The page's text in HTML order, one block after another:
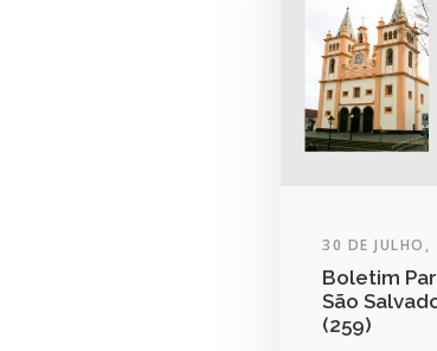
30 DE JULHO,
Boletim
São
(259)